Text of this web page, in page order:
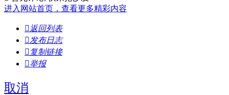
进入网站首页，查看更多精彩内容
 返回列表
发布日志
 复制链接
举报
取消